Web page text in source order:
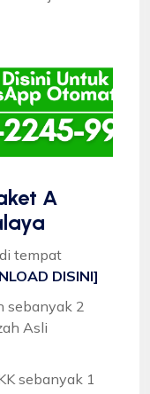
A
tempat
DISINI]
sebanyak 2
Asli
sebanyak 1